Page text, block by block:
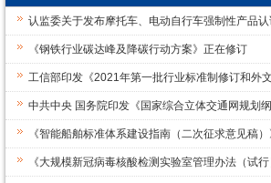
认监委关于发布摩托车、电动自行车强制性产品
《钢铁行业碳达峰及降碳行动方案》正在修订
工信部印发《2021年第一批行业标准制修订和外
中共中央 国务院印发《国家综合立体交通网规划纲
《智能船舶标准体系建设指南（二次征求意见稿
《大规模新冠病毒核酸检测实验室管理办法（试